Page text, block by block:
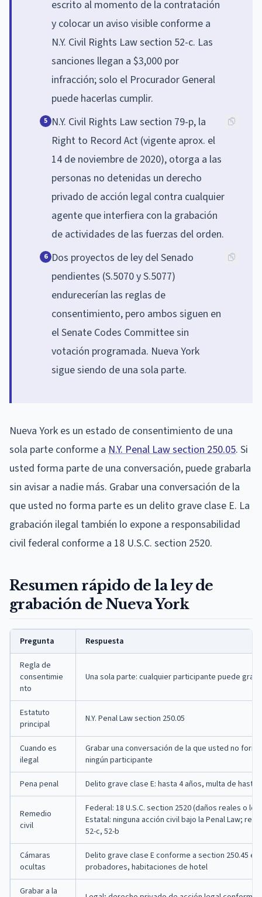
escrito al momento de la contratación
y colocar un aviso visible conforme a
N.Y. Civil Rights Law section 52-c. Las
sanciones llegan a $3,000 por
infracción; solo el Procurador General
puede hacerlas cumplir.
5 N.Y. Civil Rights Law section 79-p, la
Right to Record Act (vigente aprox. el
14 de noviembre de 2020), otorga a las
personas no detenidas un derecho
privado de acción legal contra cualquier
agente que interfiera con la grabación
de actividades de las fuerzas del orden.
6 Dos proyectos de ley del Senado
pendientes (S.5070 y S.5077)
endurecerían las reglas de
consentimiento, pero ambos siguen en
el Senate Codes Committee sin
votación programada. Nueva York
sigue siendo de una sola parte.
Nueva York es un estado de consentimiento de una
sola parte conforme a N.Y. Penal Law section 250.05. Si
usted forma parte de una conversación, puede grabarla
sin avisar a nadie más. Grabar una conversación de la
que usted no forma parte es un delito grave clase E. La
grabación ilegal también lo expone a responsabilidad
civil federal conforme a 18 U.S.C. section 2520.
Resumen rápido de la ley de
grabación de Nueva York
Pregunta Respuesta
Regla de
consentimie
nto
Una sola parte: cualquier participante puede
Estatuto
principal
N.Y. Penal Law section 250.05
Cuando es
ilegal
Grabar una conversación de la que usted no
ningún participante
Pena penal Delito grave clase E: hasta 4 años, multa de hasta
Remedio
civil
Federal: 18 U.S.C. section 2520 (daños reales o
Estatal: ninguna acción civil bajo la Penal Law;
52-c, 52-b
Cámaras
ocultas
Delito grave clase E conforme a section 250.45
probadores, habitaciones de hotel
Grabar a la